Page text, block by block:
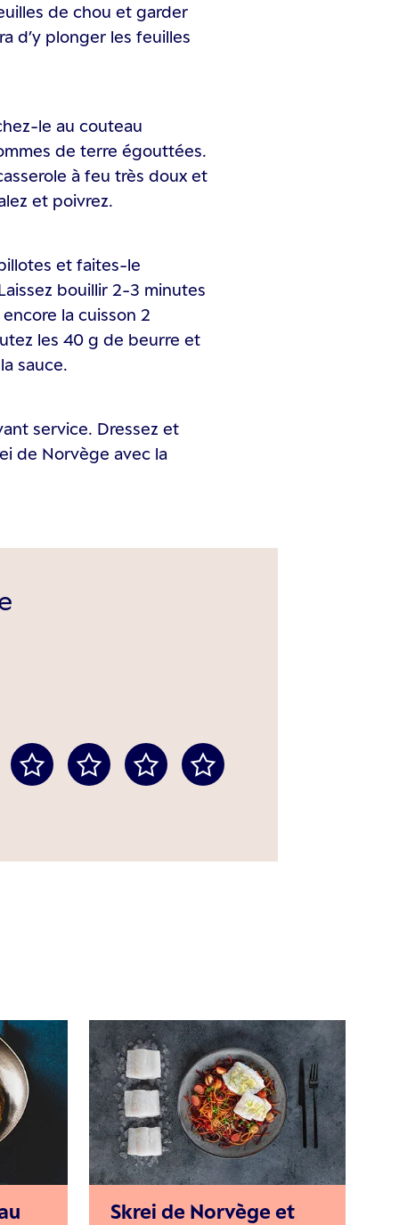
de chou et garder
d’y plonger les feuilles
le au couteau
de terre égouttées.
à feu très doux et
et poivrez.
et faites-le
bouillir 2-3 minutes
la cuisson 2
les 40 g de beurre et
sauce.
service. Dressez et
de Norvège avec la
Skrei de Norvège et